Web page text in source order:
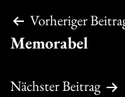
Vorheriger
Memorabel
Nächster Beitrag